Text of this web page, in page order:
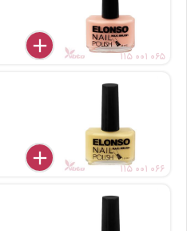
delete
remove
add
۱۱۵ ۰۰۱ ۰۶۵
delete
remove
add
۱۱۵ ۰۰۱ ۰۶۶